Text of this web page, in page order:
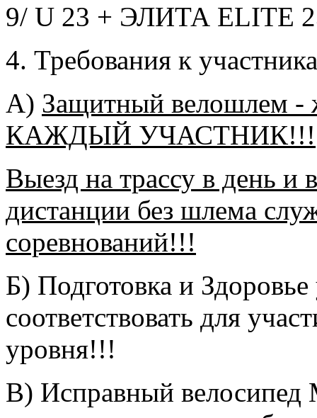
9/ U 23 + ЭЛИТА ELITE
4. Требования к
А) Защитный велошлем
КАЖДЫЙ УЧАСТНИК!!!
Выезд на трассу в день и
дистанции без шлема
соревнований!!!
Б) Подготовка и
соответствовать для
уровня!!!
В) Исправный велосипед